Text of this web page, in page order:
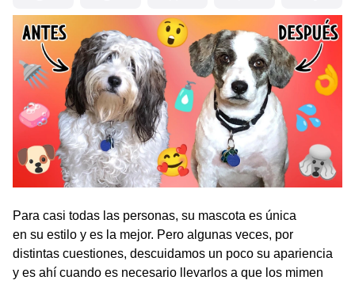
Para casi todas las personas, su mascota es única
en su estilo y es la mejor. Pero algunas veces, por
distintas cuestiones, descuidamos un poco su apariencia
y es ahí cuando es necesario llevarlos a que los mimen